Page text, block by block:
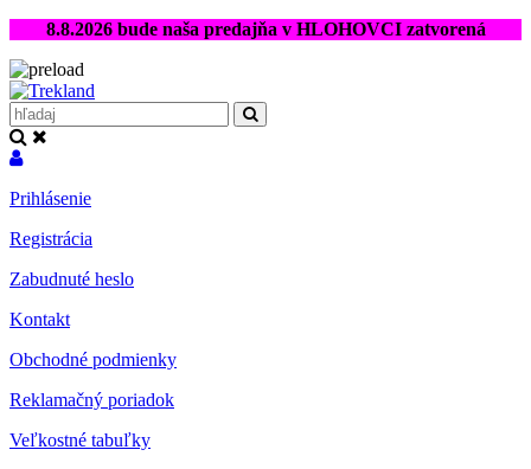
8.8.2026 bude naša predajňa v HLOHOVCI zatvorená
Prihlásenie
Registrácia
Zabudnuté heslo
Kontakt
Obchodné podmienky
Reklamačný poriadok
Veľkostné tabuľky